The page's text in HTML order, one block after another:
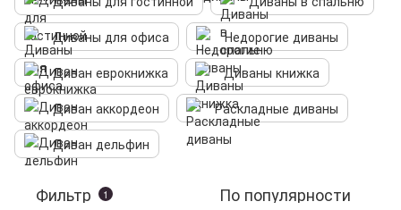
Диваны для офиса
Недорогие диваны
Диван еврокнижка
Диваны книжка
Диван аккордеон
Раскладные диваны
Диван дельфин
Фильтр 1 По популярности